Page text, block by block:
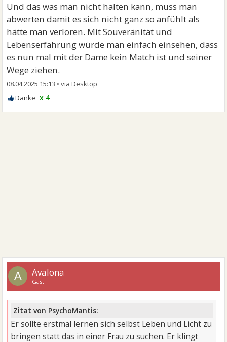
Und das was man nicht halten kann, muss man
abwerten damit es sich nicht ganz so anfühlt als
hätte man verloren. Mit Souveränität und
Lebenserfahrung würde man einfach einsehen, dass
es nun mal mit der Dame kein Match ist und seiner
Wege ziehen.
08.04.2025 15:13 •
x 4
A Avalona
Gast
Zitat von PsychoMantis:
Er sollte erstmal lernen sich selbst Leben und Licht zu
bringen statt das in einer Frau zu suchen. Er klingt